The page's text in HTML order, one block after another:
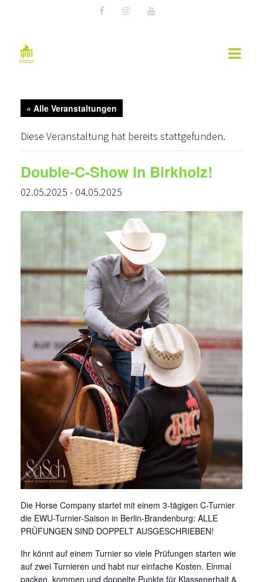
AKTUELLES
EWU NEWS
KURSÜBERSICHT 2026 – EWU BERLIN-
BRANDENBURG
WESTERNREITER ONLINE
WESTERNREITEN
TURNIERSPORT
JUGENDKADER
ERWACHSENENKADER
JUNGPFERDEPROGRAMM
BERLIN/BRANDENBURG TROPHY
GERMAN OPEN
TURNIERFACHLEUTE
FREIZEIT
TRAINERVERZEICHNIS
LEHRVIDEOS
EWU BERLIN-BRANDENBURG
VORSTAND B/BB
JUGEND
« Alle Veranstaltungen
Diese Veranstaltung hat bereits stattgefunden.
Double-C-Show in Birkholz!
02.05.2025 - 04.05.2025
Die Horse Company startet mit einem 3-tägigen C-Turnier
die EWU-Turnier-Saison in Berlin-Brandenburg: ALLE
PRÜFUNGEN SIND DOPPELT AUSGESCHRIEBEN!
Ihr könnt auf einem Turnier so viele Prüfungen starten wie
auf zwei Turnieren und habt nur einfache Kosten. Einmal
packen, kommen und doppelte Punkte für Klassenerhalt &